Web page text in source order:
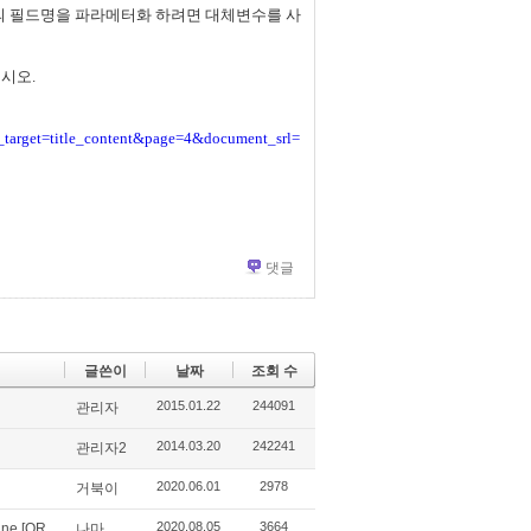
드명을 파라메터화 하려면 대체변수를 사
오.
댓글
글쓴이 날짜 조회 수
관리자 2015.01.22 244091
관리자2 2014.03.20 242241
거북이 2020.06.01 2978
2020.08.05 3664